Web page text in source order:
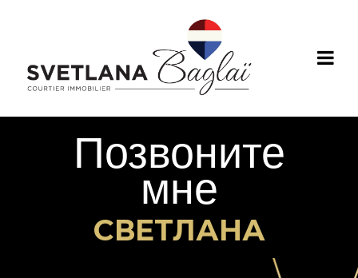
Позвоните
мне
СВЕТЛАНА